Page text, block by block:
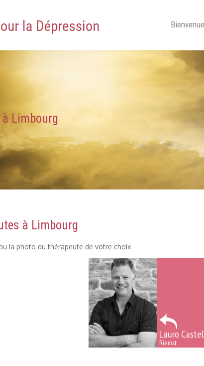
Bienvenue
Limbourg
à Limbourg
la photo du thérapeute de votre choix
Lauro
Riemst